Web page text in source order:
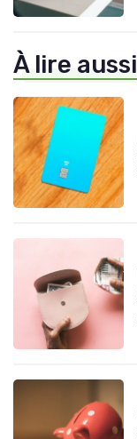
À lire aussi